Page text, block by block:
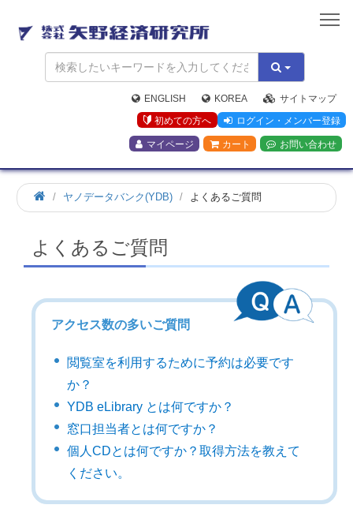
矢
野
経
済
研
究
所
ENGLISH KOREA
サイトマップ
初めての方へ
ログイン・メンバー登録
マイページ カート お問い合わせ
ヤノデータバンク(YDB) よくあるご質問
よくあるご質問
アクセス数の多いご質問
閲覧室を利用するために予約は必要です
か？
YDB eLibrary とは何ですか？
窓口担当者とは何ですか？
個人CDとは何ですか？取得方法を教えて
ください。